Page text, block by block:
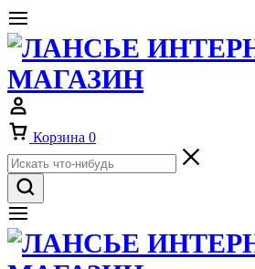
Корзина 0